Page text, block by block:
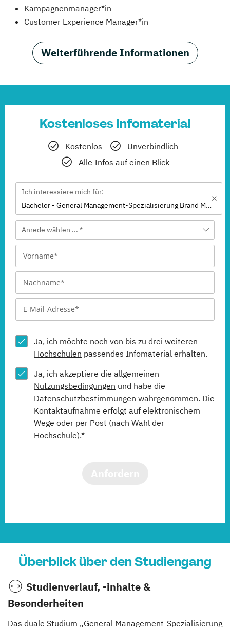
Kampagnenmanager*in
Customer Experience Manager*in
Weiterführende Informationen
Kostenloses Infomaterial
Kostenlos
Unverbindlich
Alle Infos auf einen Blick
Ich interessiere mich für:
Bachelor - General Management-Spezialisierung Brand Management (dual)
Anrede wählen ... *
Ja, ich möchte noch von bis zu drei weiteren
Hochschulen passendes Infomaterial erhalten.
Ja, ich akzeptiere die allgemeinen
Nutzungsbedingungen und habe die
Datenschutzbestimmungen wahrgenommen. Die
Kontaktaufnahme erfolgt auf elektronischem
Wege oder per Post (nach Wahl der
Hochschule).*
Überblick über den Studiengang
Studienverlauf, -inhalte &
Besonderheiten
Das duale Studium „General Management-Spezialisierung